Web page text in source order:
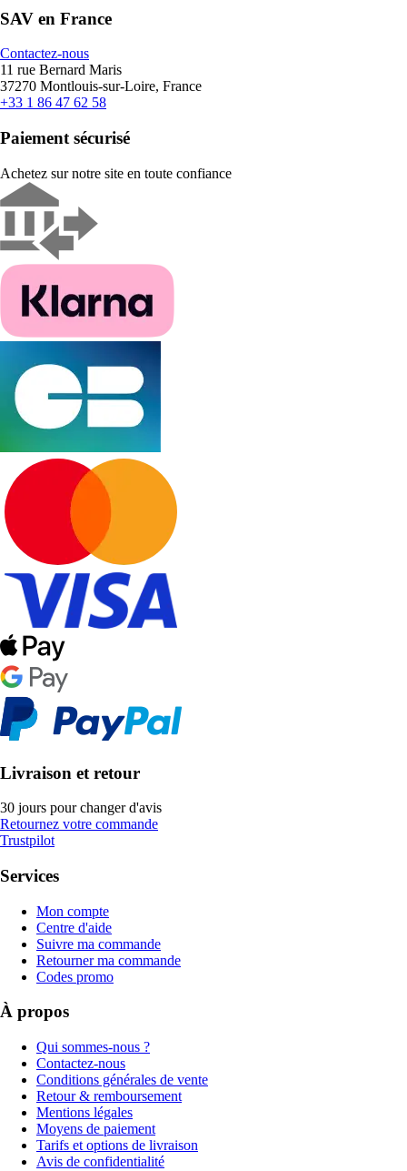
SAV en France
Contactez-nous
11 rue Bernard Maris
37270 Montlouis-sur-Loire, France
+33 1 86 47 62 58
Paiement sécurisé
Achetez sur notre site en toute confiance
Livraison et retour
30 jours pour changer d'avis
Retournez votre commande
Trustpilot
Services
Mon compte
Centre d'aide
Suivre ma commande
Retourner ma commande
Codes promo
À propos
Qui sommes-nous ?
Contactez-nous
Conditions générales de vente
Retour & remboursement
Mentions légales
Moyens de paiement
Tarifs et options de livraison
Avis de confidentialité